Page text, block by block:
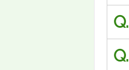
Q.
Q.